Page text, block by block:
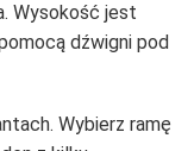
Wysokość jest
dźwigni pod
Wybierz ramę